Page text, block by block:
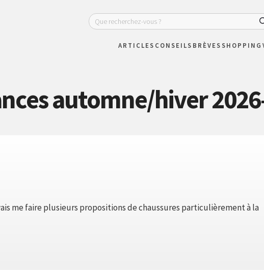
ARTICLES CONSEILS BRÈVESSHOPPING
automne/hiver
me faire plusieurs propositions de chaussures particulièrement à la